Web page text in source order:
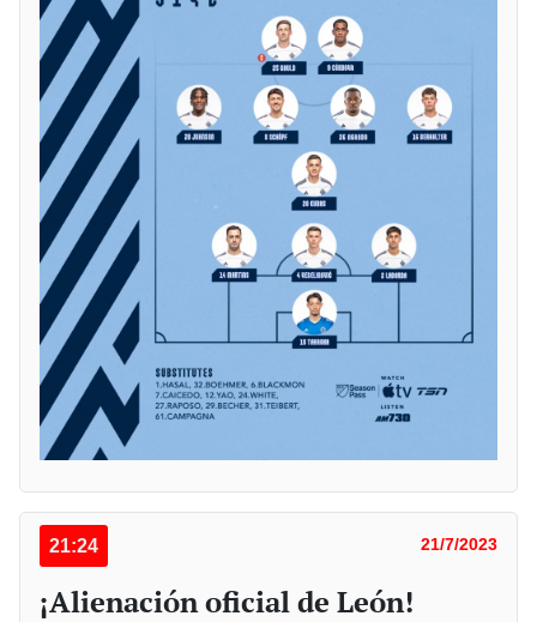
21:24 21/7/2023
¡Alienación oficial de León!